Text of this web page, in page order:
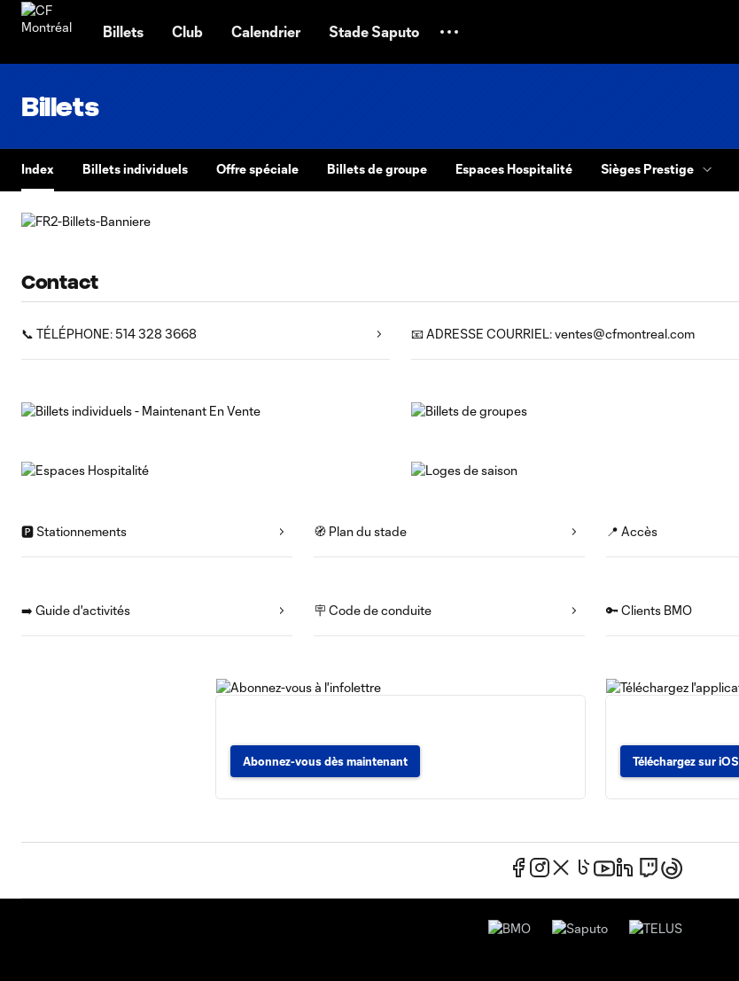
Billets Club Calendrier Stade Saputo
Billets
Index Billets individuels Offre spéciale Billets de groupe Espaces Hospitalité Sièges Prestige
Contact
📞 TÉLÉPHONE: 514 328 3668 📧 ADRESSE COURRIEL: ventes@cfmontreal.com
🅿️ Stationnements 🧭 Plan du stade 📍 Accès
➡️ Guide d'activités 🪧 Code de conduite 🔑 Clients BMO
Abonnez-vous dès maintenant Téléchargez sur iOS